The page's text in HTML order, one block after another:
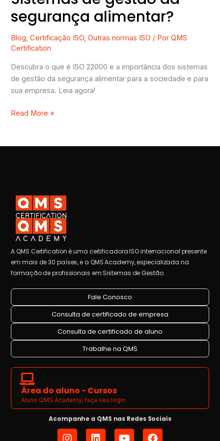
segurança alimentar?
Blog,Certificação ISO,Outras normas ISO / PorQMS
Certification
Descubra o que é ISO 22000 e a importância dos sistemas
de gestão da segurança alimentar para a sociedade e para
sua empresa. Leia agora!
Read More »
A QMS Certification é uma certificadora ISO internacional presente
em mais de 30 países, e a QMS Academy, especializada na
formação de profissionais em Sistemas de Gestão.
Fale Conosco
Consulta de certificado de empresa
Consulta de certificado de aluno
Trabalhe na QMS
Área do aluno - Cursos
Aluno QMS Academy, faça seu login.
Acompanhe a QMS nas Redes Sociais
I
L
Y
F